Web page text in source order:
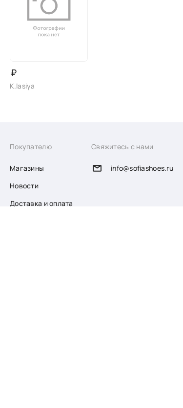
₽
K.lasiya
Покупателю
Магазины
Новости
Доставка и оплата
Свяжитесь с нами
info@sofiashoes.ru